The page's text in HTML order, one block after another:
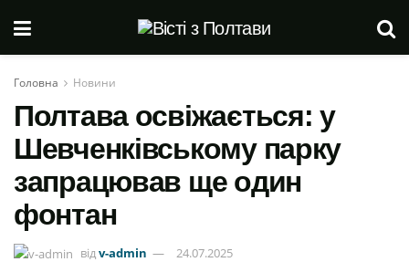
Головна Новини
Полтава освіжається: у
Шевченківському парку
запрацював ще один
фонтан
відv-admin 24.07.2025